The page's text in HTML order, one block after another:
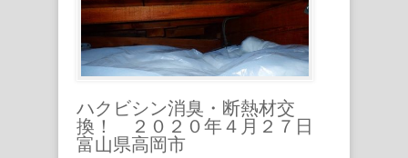
ハクビシン消臭・断熱材交
換！ ２０２０年４月２７日
富山県高岡市